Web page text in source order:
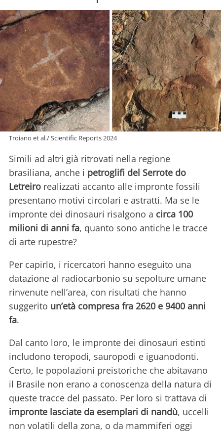
Troiano et al./ Scientific Reports 2024
Simili ad altri già ritrovati nella regione
brasiliana, anche i petroglifi del Serrote do
Letreiro realizzati accanto alle impronte fossili
presentano motivi circolari e astratti. Ma se le
impronte dei dinosauri risalgono a circa 100
milioni di anni fa, quanto sono antiche le tracce
di arte rupestre?
Per capirlo, i ricercatori hanno eseguito una
datazione al radiocarbonio su sepolture umane
rinvenute nell’area, con risultati che hanno
suggerito un’età compresa fra 2620 e 9400 anni
fa.
Dal canto loro, le impronte dei dinosauri estinti
includono teropodi, sauropodi e iguanodonti.
Certo, le popolazioni preistoriche che abitavano
il Brasile non erano a conoscenza della natura di
queste tracce del passato. Per loro si trattava di
impronte lasciate da esemplari di nandù, uccelli
non volatili della zona, o da mammiferi oggi